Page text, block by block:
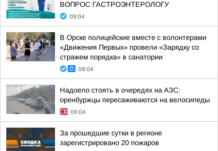
ВОПРОС ГАСТРОЭНТЕРОЛОГУ
09:04
В Орске полицейские вместе с волонтерами
«Движения Первых» провели «Зарядку со
стражем порядка» в санатории
09:04
Надоело стоять в очередях на АЗС:
оренбуржцы пересаживаются на велосипеды
09:04
За прошедшие сутки в регионе
зарегистрировано 20 пожаров